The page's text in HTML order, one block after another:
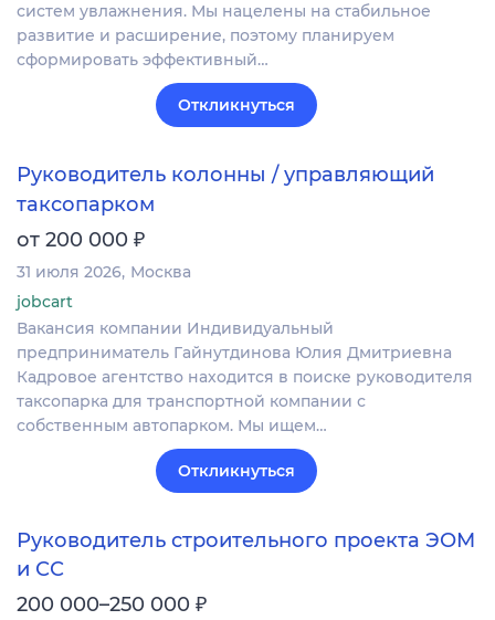
систем увлажнения. Мы нацелены на стабильное
развитие и расширение, поэтому планируем
сформировать эффективный…
Откликнуться
Руководитель колонны / управляющий
таксопарком
от 200 000 ₽
31 июля 2026 Москва
jobcart
Вакансия компании Индивидуальный
предприниматель Гайнутдинова Юлия Дмитриевна
Кадровое агентство находится в поиске руководителя
таксопарка для транспортной компании с
собственным автопарком. Мы ищем…
Откликнуться
Руководитель строительного проекта ЭОМ
и СС
200 000–250 000 ₽